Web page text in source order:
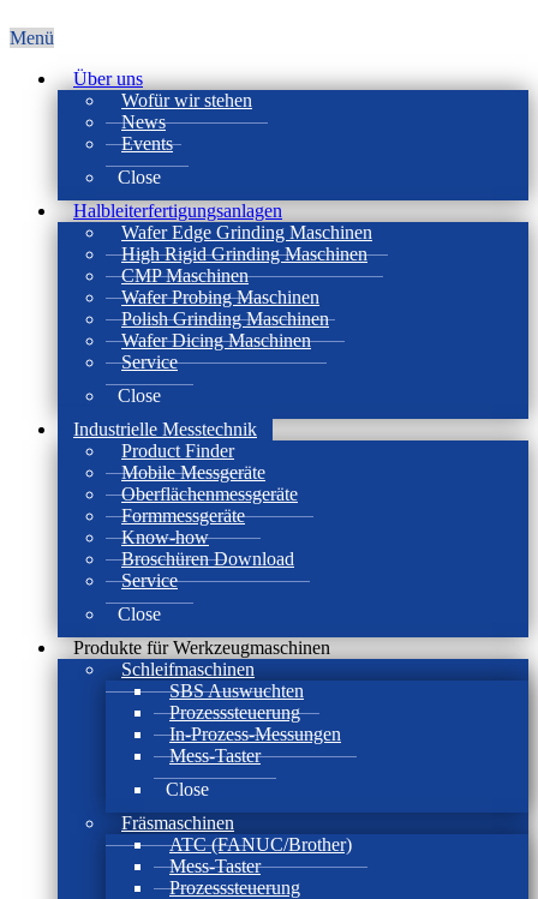
Menü
Über uns
Wofür wir stehen
News
Events
Close
Halbleiterfertigungsanlagen
Wafer Edge Grinding Maschinen
High Rigid Grinding Maschinen
CMP Maschinen
Wafer Probing Maschinen
Polish Grinding Maschinen
Wafer Dicing Maschinen
Service
Close
Industrielle Messtechnik
Product Finder
Mobile Messgeräte
Oberflächenmessgeräte
Formmessgeräte
Know-how
Broschüren Download
Service
Close
Produkte für Werkzeugmaschinen
Schleifmaschinen
SBS Auswuchten
Prozesssteuerung
In-Prozess-Messungen
Mess-Taster
Close
Fräsmaschinen
ATC (FANUC/Brother)
Mess-Taster
Prozesssteuerung